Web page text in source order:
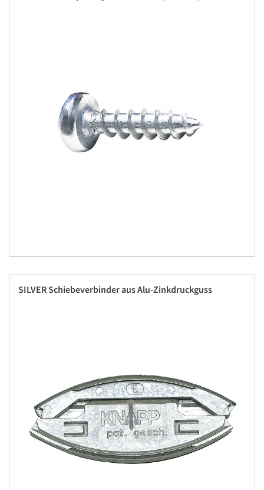
SILVER Schiebeverbinder aus Alu-Zinkdruckguss